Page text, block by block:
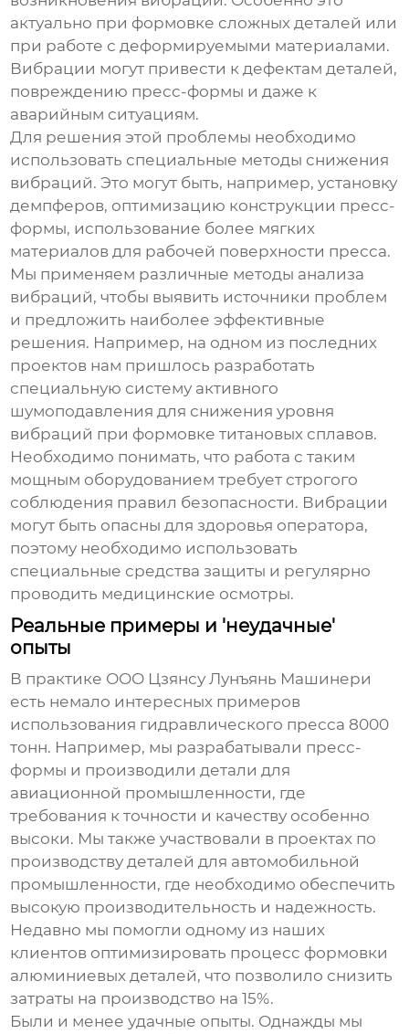
актуально при формовке сложных деталей или
при работе с деформируемыми материалами.
Вибрации могут привести к дефектам деталей,
повреждению пресс-формы и даже к
аварийным ситуациям.
Для решения этой проблемы необходимо
использовать специальные методы снижения
вибраций. Это могут быть, например, установку
демпферов, оптимизацию конструкции пресс-
формы, использование более мягких
материалов для рабочей поверхности пресса.
Мы применяем различные методы анализа
вибраций, чтобы выявить источники проблем
и предложить наиболее эффективные
решения. Например, на одном из последних
проектов нам пришлось разработать
специальную систему активного
шумоподавления для снижения уровня
вибраций при формовке титановых сплавов.
Необходимо понимать, что работа с таким
мощным оборудованием требует строгого
соблюдения правил безопасности. Вибрации
могут быть опасны для здоровья оператора,
поэтому необходимо использовать
специальные средства защиты и регулярно
проводить медицинские осмотры.
Реальные примеры и 'неудачные'
опыты
В практике ООО Цзянсу Лунъянь Машинери
есть немало интересных примеров
использования гидравлического пресса 8000
тонн. Например, мы разрабатывали пресс-
формы и производили детали для
авиационной промышленности, где
требования к точности и качеству особенно
высоки. Мы также участвовали в проектах по
производству деталей для автомобильной
промышленности, где необходимо обеспечить
высокую производительность и надежность.
Недавно мы помогли одному из наших
клиентов оптимизировать процесс формовки
алюминиевых деталей, что позволило снизить
затраты на производство на 15%.
Были и менее удачные опыты. Однажды мы